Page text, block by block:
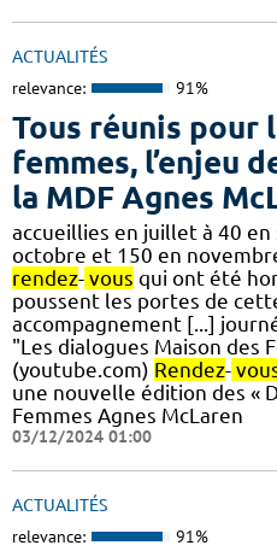
ACTUALITÉS
relevance: 91%
Tous réunis pour
femmes, l’enjeu
la MDF Agnes
accueillies en juillet à 40
octobre et 150 en
rendez- vous qui ont été
poussent les portes de
accompagnement [...]
"Les dialogues Maison des
(youtube.com) Rendez-
une nouvelle édition des «
Femmes Agnes McLaren
03/12/2024 01:00
ACTUALITÉS
relevance: 91%